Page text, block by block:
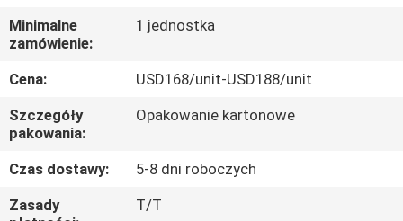
KONTROLA
JAKOŚCI
SKONTAKTUJ
SIĘ
Z
NAMI
Minimalne
zamówienie:
1 jednostka
Cena:
USD168/unit-USD188/unit
Szczegóły
pakowania:
Opakowanie kartonowe
Czas dostawy:
5-8 dni roboczych
Zasady
T/T